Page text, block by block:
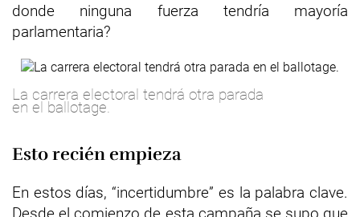
donde ninguna fuerza tendría mayoría
parlamentaria?
La carrera electoral tendrá otra parada
en el ballotage.
Esto recién empieza
En estos días, “incertidumbre” es la palabra clave.